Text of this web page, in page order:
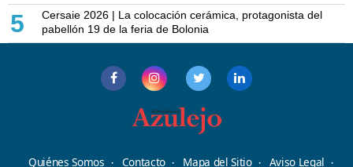
5
Cersaie 2026 | La colocación cerámica, protagonista del
pabellón 19 de la feria de Bolonia
Quiénes Somos Contacto Mapa del Sitio
Aviso Legal